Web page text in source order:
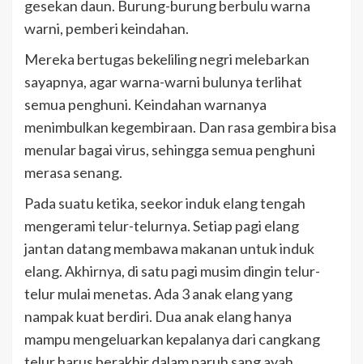
gesekan daun. Burung-burung berbulu warna
warni, pemberi keindahan.
Mereka bertugas bekeliling negri melebarkan
sayapnya, agar warna-warni bulunya terlihat
semua penghuni. Keindahan warnanya
menimbulkan kegembiraan. Dan rasa gembira bisa
menular bagai virus, sehingga semua penghuni
merasa senang.
Pada suatu ketika, seekor induk elang tengah
mengerami telur-telurnya. Setiap pagi elang
jantan datang membawa makanan untuk induk
elang. Akhirnya, di satu pagi musim dingin telur-
telur mulai menetas. Ada 3 anak elang yang
nampak kuat berdiri. Dua anak elang hanya
mampu mengeluarkan kepalanya dari cangkang